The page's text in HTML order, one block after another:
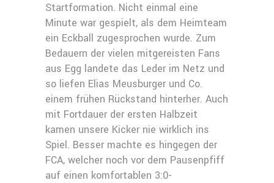
Startformation. Nicht einmal eine
Minute war gespielt, als dem Heimteam
ein Eckball zugesprochen wurde. Zum
Bedauern der vielen mitgereisten Fans
aus Egg landete das Leder im Netz und
so liefen Elias Meusburger und Co.
einem frühen Rückstand hinterher. Auch
mit Fortdauer der ersten Halbzeit
kamen unsere Kicker nie wirklich ins
Spiel. Besser machte es hingegen der
FCA, welcher noch vor dem Pausenpfiff
auf einen komfortablen 3:0-